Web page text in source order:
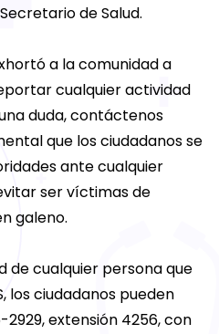
de Salud.
a la comunidad a
cualquier actividad
duda, contáctenos
que los ciudadanos se
ante cualquier
ser víctimas de
galeno.
de cualquier persona que
los ciudadanos pueden
extensión 4256, con